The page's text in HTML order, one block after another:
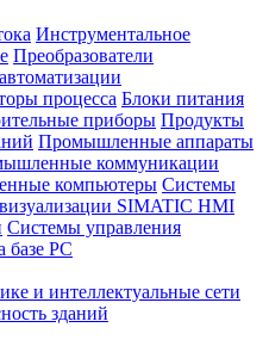
Инструментальное
Преобразователи
процесса Блоки питания
приборы Продукты
Промышленные аппараты
коммуникации
компьютеры Системы
SIMATIC HMI
Системы управления
базе РС
и интеллектуальные сети
зданий